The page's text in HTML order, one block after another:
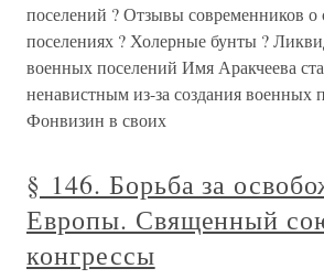
поселений ? Отзывы современников о
поселениях ? Холерные бунты ?
военных поселений Имя Аракчеева
ненавистным из-за создания
Фонвизин в своих
§ 146. Борьба за
Европы. Священный
конгрессы